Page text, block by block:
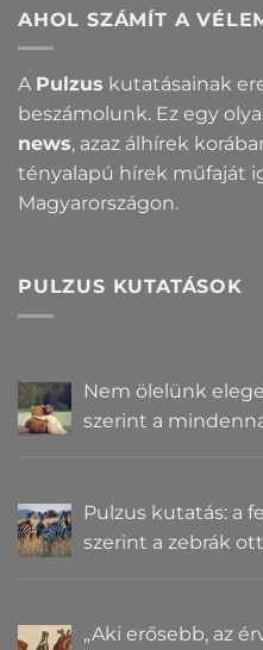
AHOL SZÁMÍT A
A Pulzus kutatásainak
beszámolunk. Ez egy
news, azaz álhírek
tényalapú hírek műfaját
Magyarországon.
PULZUS KUTATÁSOK
Nem ölelünk
szerint a
Pulzus kutatás: a
szerint a zebrák
„Aki erősebb, az